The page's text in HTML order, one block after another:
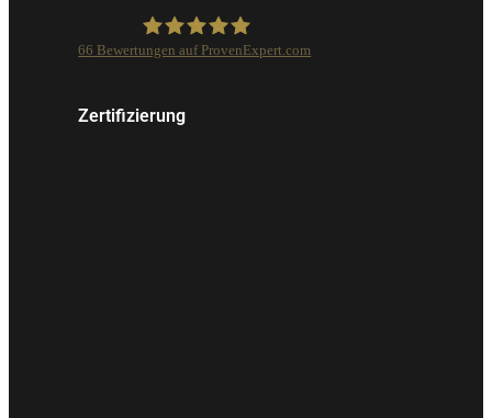
66 Bewertungen auf ProvenExpert.com
Zertifizierung